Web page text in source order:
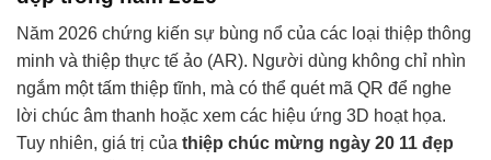
Năm 2026 chứng kiến sự bùng nổ của các loại thiệp thông
minh và thiệp thực tế ảo (AR). Người dùng không chỉ nhìn
ngắm một tấm thiệp tĩnh, mà có thể quét mã QR để nghe
lời chúc âm thanh hoặc xem các hiệu ứng 3D hoạt họa.
Tuy nhiên, giá trị của thiệp chúc mừng ngày 20 11 đẹp